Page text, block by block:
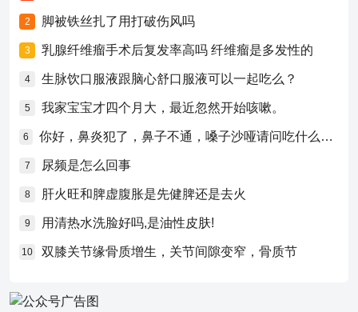
2 脚被铁丝扎了用打破伤风吗
3 乳腺纤维瘤手术后复发率高吗 纤维瘤是多发性的
4 生脉饮口服液跟脑心舒口服液可以一起吃么？
5 我家宝宝才四个月大，最近忽然开始咳嗽。
6 你好，鼻炎犯了，鼻子不通，嗓子沙哑请问吃什么药比较好？
7 尿频是怎么回事
8 肝火旺和脾虚腹胀是先健脾还是去火
9 用清热水洗脸好吗,是油性皮肤!
10 双膝关节缘骨质增生，关节间隙变窄，骨质节